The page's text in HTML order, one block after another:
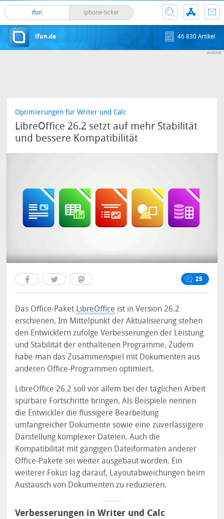
ifun iphone-ticker
ifun.de 46 830 Artikel
Optimierungen für Writer und Calc
LibreOffice 26.2 setzt auf mehr Stabilität
und bessere Kompatibilität
25
Das Office-Paket LibreOffice ist in Version 26.2
erschienen. Im Mittelpunkt der Aktualisierung stehen
den Entwicklern zufolge Verbesserungen der Leistung
und Stabilität der enthaltenen Programme. Zudem
habe man das Zusammenspiel mit Dokumenten aus
anderen Office-Programmen optimiert.
LibreOffice 26.2 soll vor allem bei der täglichen Arbeit
spürbare Fortschritte bringen. Als Beispiele nennen
die Entwickler die flüssigere Bearbeitung
umfangreicher Dokumente sowie eine zuverlässigere
Darstellung komplexer Dateien. Auch die
Kompatibilität mit gängigen Dateiformaten anderer
Office-Pakete sei weiter ausgebaut worden. Ein
weiterer Fokus lag darauf, Layoutabweichungen beim
Austausch von Dokumenten zu reduzieren.
Verbesserungen in Writer und Calc